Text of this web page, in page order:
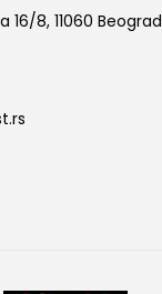
16/8, 11060 Beograd